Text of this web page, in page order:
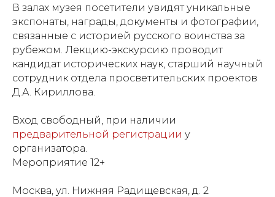
В залах музея посетители увидят уникальные
экспонаты, награды, документы и фотографии,
связанные с историей русского воинства за
рубежом. Лекцию-экскурсию проводит
кандидат исторических наук, старший научный
сотрудник отдела просветительских проектов
Д.А. Кириллова.
Вход свободный, при наличии
предварительной регистрации у
организатора.
Мероприятие 12+
Москва, ул. Нижняя Радищевская, д. 2